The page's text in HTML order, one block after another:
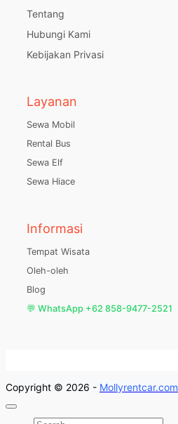
Tentang
Hubungi Kami
Kebijakan Privasi
Layanan
Sewa Mobil
Rental Bus
Sewa Elf
Sewa Hiace
Informasi
Tempat Wisata
Oleh-oleh
Blog
💬 WhatsApp +62 858-9477-2521
Copyright © 2026 - Mollyrentcar.com